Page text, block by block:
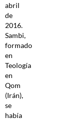
abril
de
2016.
Sambi,
formado
en
Teología
en
Qom
(Irán),
se
había